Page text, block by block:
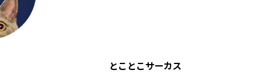
とことこサーカス